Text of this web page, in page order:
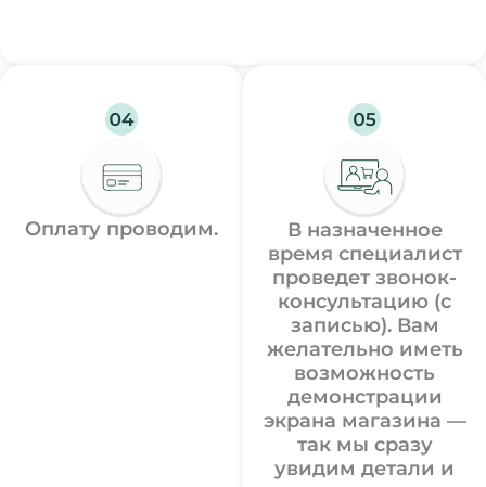
Оплату проводим.
В назначенное
время специалист
проведет звонок-
консультацию (с
записью). Вам
желательно иметь
возможность
демонстрации
экрана магазина —
так мы сразу
увидим детали и